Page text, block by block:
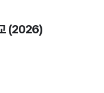
(2026)